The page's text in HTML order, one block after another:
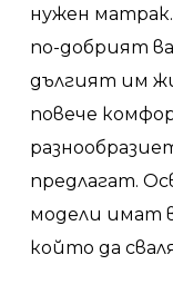
нужен
по-добрият
дългият им
повече
предлагат.
модели имат
който да